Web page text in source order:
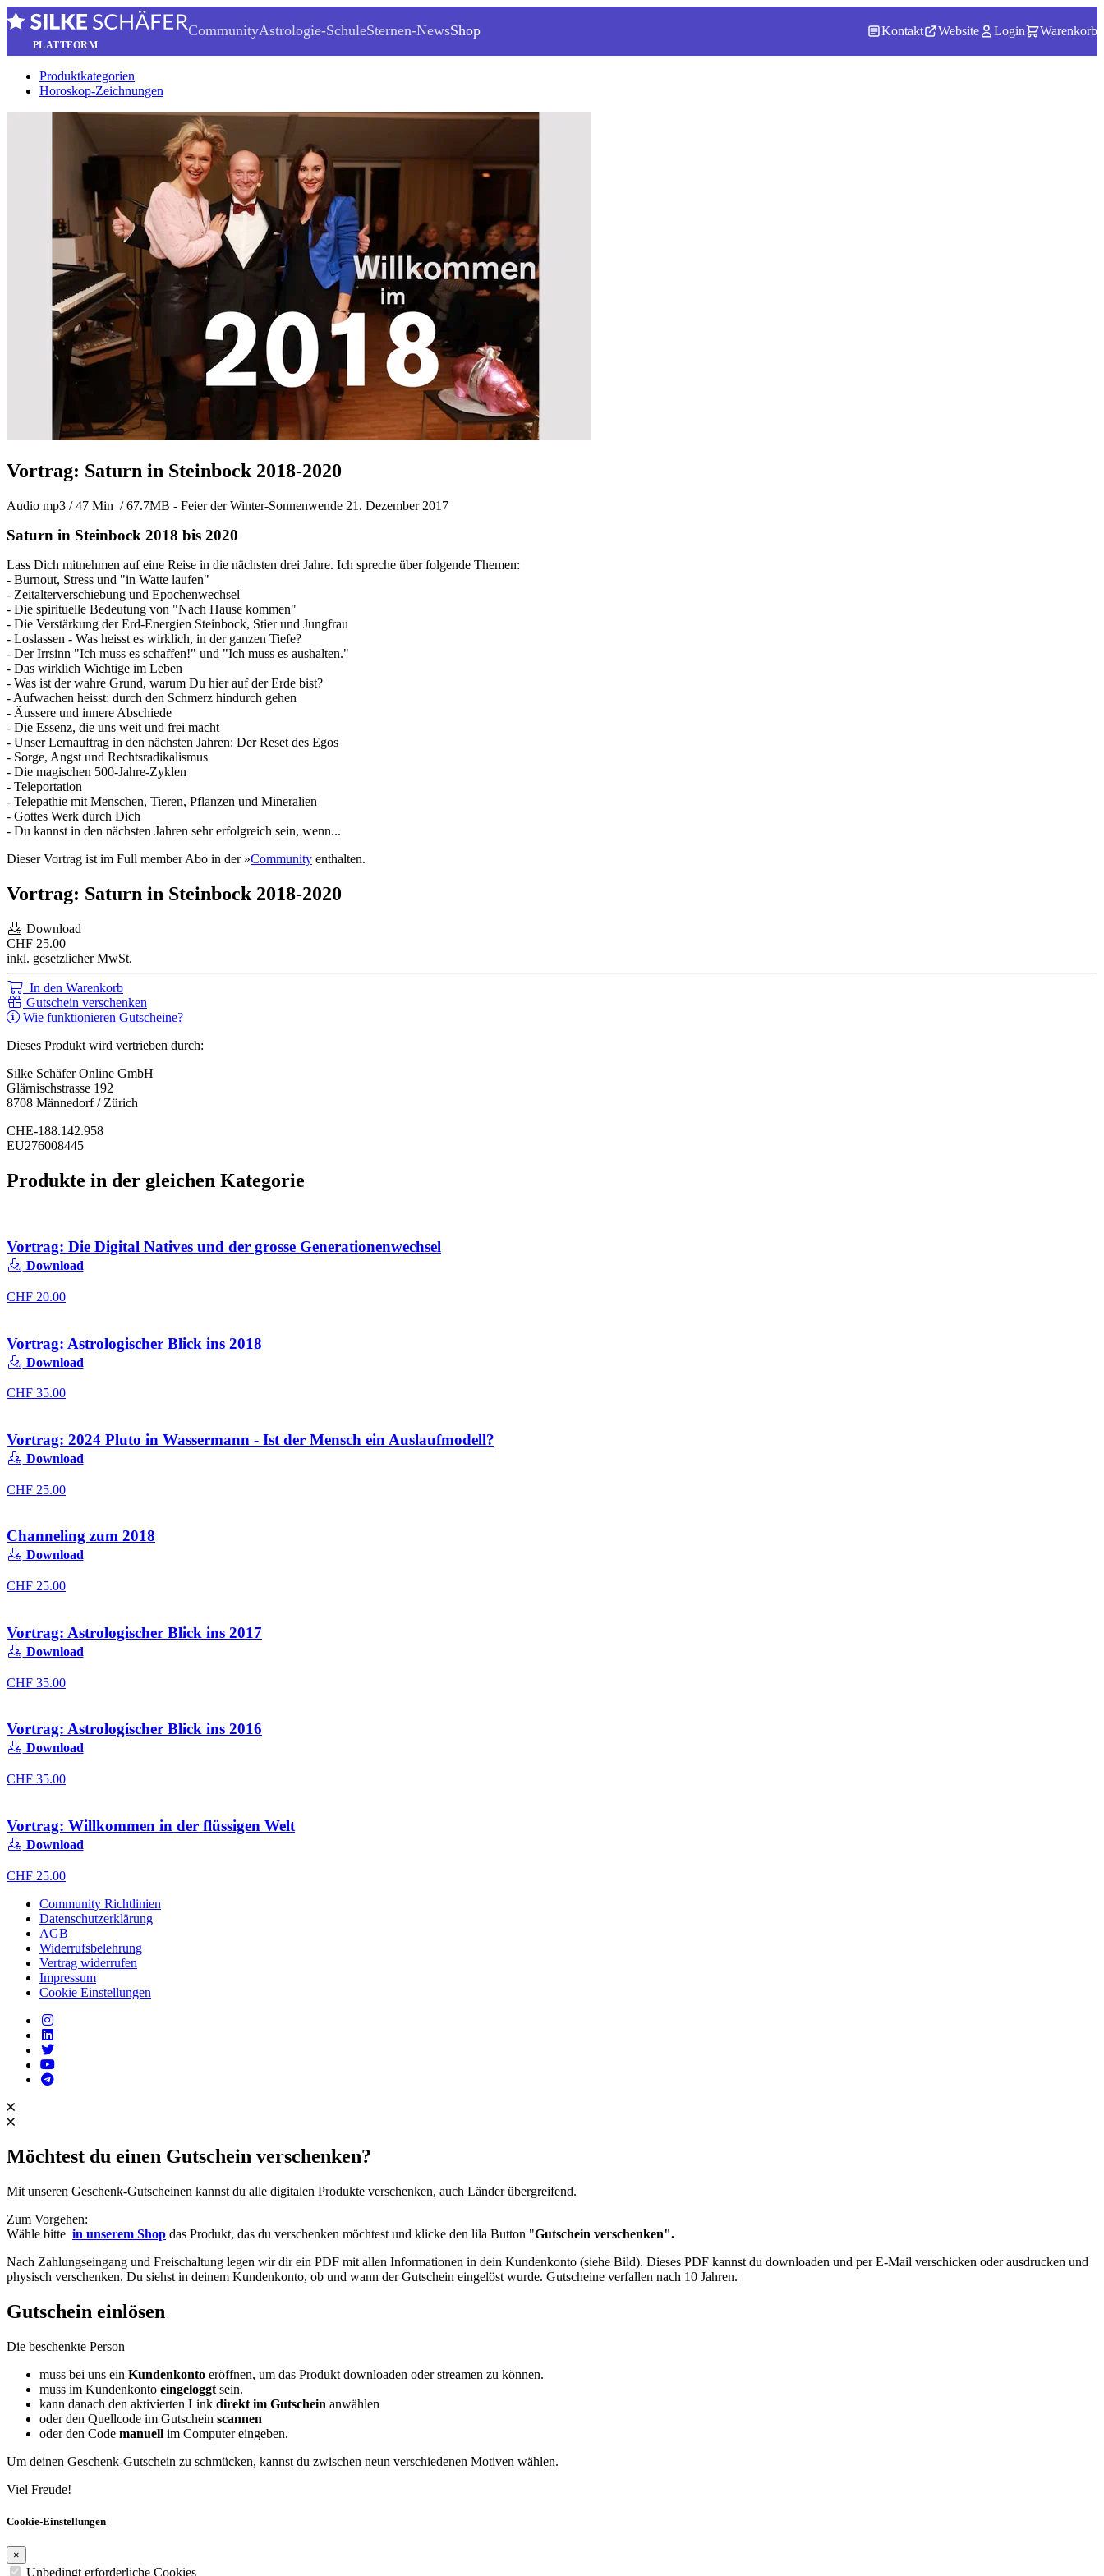
PLATTFORM
CommunityAstrologie-SchuleSternen-NewsShop Kontakt Website Login Warenkorb
Produktkategorien
Horoskop-Zeichnungen
Vortrag: Saturn in Steinbock 2018-2020
Audio mp3 / 47 Min / 67.7MB - Feier der Winter-Sonnenwende 21. Dezember 2017
Saturn in Steinbock 2018 bis 2020
Lass Dich mitnehmen auf eine Reise in die nächsten drei Jahre. Ich spreche über folgende Themen:
- Burnout, Stress und "in Watte laufen"
- Zeitalterverschiebung und Epochenwechsel
- Die spirituelle Bedeutung von "Nach Hause kommen"
- Die Verstärkung der Erd-Energien Steinbock, Stier und Jungfrau
- Loslassen - Was heisst es wirklich, in der ganzen Tiefe?
- Der Irrsinn "Ich muss es schaffen!" und "Ich muss es aushalten."
- Das wirklich Wichtige im Leben
- Was ist der wahre Grund, warum Du hier auf der Erde bist?
- Aufwachen heisst: durch den Schmerz hindurch gehen
- Äussere und innere Abschiede
- Die Essenz, die uns weit und frei macht
- Unser Lernauftrag in den nächsten Jahren: Der Reset des Egos
- Sorge, Angst und Rechtsradikalismus
- Die magischen 500-Jahre-Zyklen
- Teleportation
- Telepathie mit Menschen, Tieren, Pflanzen und Mineralien
- Gottes Werk durch Dich
- Du kannst in den nächsten Jahren sehr erfolgreich sein, wenn...
Dieser Vortrag ist im Full member Abo in der »Community enthalten.
Vortrag: Saturn in Steinbock 2018-2020
Download
CHF 25.00
inkl. gesetzlicher MwSt.
In den Warenkorb
Gutschein verschenken
Wie funktionieren Gutscheine?
Dieses Produkt wird vertrieben durch:
Silke Schäfer Online GmbH
Glärnischstrasse 192
8708 Männedorf / Zürich
CHE-188.142.958
EU276008445
Produkte in der gleichen Kategorie
Vortrag: Die Digital Natives und der grosse Generationenwechsel
Download
CHF 20.00
Vortrag: Astrologischer Blick ins 2018
Download
CHF 35.00
Vortrag: 2024 Pluto in Wassermann - Ist der Mensch ein Auslaufmodell?
Download
CHF 25.00
Channeling zum 2018
Download
CHF 25.00
Vortrag: Astrologischer Blick ins 2017
Download
CHF 35.00
Vortrag: Astrologischer Blick ins 2016
Download
CHF 35.00
Vortrag: Willkommen in der flüssigen Welt
Download
CHF 25.00
Community Richtlinien
Datenschutzerklärung
AGB
Widerrufsbelehrung
Vertrag widerrufen
Impressum
Cookie Einstellungen
Möchtest du einen Gutschein verschenken?
Mit unseren Geschenk-Gutscheinen kannst du alle digitalen Produkte verschenken, auch Länder übergreifend.
Zum Vorgehen:
Wähle bitte in unserem Shop das Produkt, das du verschenken möchtest und klicke den lila Button "Gutschein verschenken".
Nach Zahlungseingang und Freischaltung legen wir dir ein PDF mit allen Informationen in dein Kundenkonto (siehe Bild). Dieses PDF kannst du downloaden und per E-Mail verschicken oder ausdrucken und
physisch verschenken. Du siehst in deinem Kundenkonto, ob und wann der Gutschein eingelöst wurde. Gutscheine verfallen nach 10 Jahren.
Gutschein einlösen
Die beschenkte Person
muss bei uns ein Kundenkonto eröffnen, um das Produkt downloaden oder streamen zu können.
muss im Kundenkonto eingeloggt sein.
kann danach den aktivierten Link direkt im Gutschein anwählen
oder den Quellcode im Gutschein scannen
oder den Code manuell im Computer eingeben.
Um deinen Geschenk-Gutschein zu schmücken, kannst du zwischen neun verschiedenen Motiven wählen.
Viel Freude!
Cookie-Einstellungen
×
Unbedingt erforderliche Cookies